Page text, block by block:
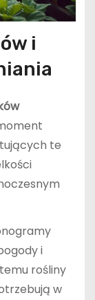
i
te
i
rośliny
w